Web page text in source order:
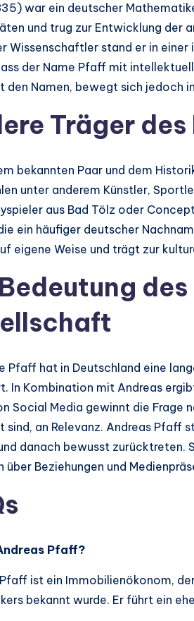
war ein deutscher
und trug zur Entwicklung der
Wissenschaftler stand er in
der Name Pfaff mit
den Namen, bewegt sich jedoch
Träger des
bekannten Paar und dem
unter anderem Künstler,
aus Bad Tölz oder
ein häufiger deutscher
eigene Weise und trägt zur
Pfaff hat in Deutschland eine
In Kombination mit Andreas
Social Media gewinnt die Frage
sind, an Relevanz. Andreas Pfaff
danach bewusst zurücktreten.
über Beziehungen und
Pfaff?
ist ein Immobilienökonom,
bekannt wurde. Er führt ein